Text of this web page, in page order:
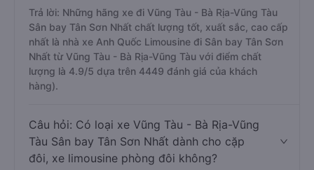
Trả lời: Những hãng xe đi Vũng Tàu - Bà Rịa-Vũng Tàu
Sân bay Tân Sơn Nhất chất lượng tốt, xuất sắc, cao cấp
nhất là nhà xe Anh Quốc Limousine đi Sân bay Tân Sơn
Nhất từ Vũng Tàu - Bà Rịa-Vũng Tàu với điểm chất
lượng là 4.9/5 dựa trên 4449 đánh giá của khách
hàng).
Câu hỏi: Có loại xe Vũng Tàu - Bà Rịa-Vũng
Tàu Sân bay Tân Sơn Nhất dành cho cặp
đôi, xe limousine phòng đôi không?